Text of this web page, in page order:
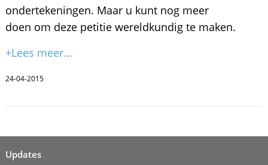
ondertekeningen. Maar u kunt nog meer
doen om deze petitie wereldkundig te maken.
+Lees meer...
24-04-2015
Updates